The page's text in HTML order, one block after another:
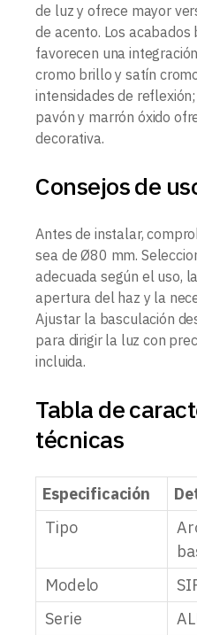
de luz y ofrece mayor
de acento. Los
favorecen una
cromo brillo y satín
intensidades de
pavón y marrón óxido
decorativa.
Consejos de
Antes de instalar,
sea de Ø80 mm.
adecuada según el uso,
apertura del haz y la
Ajustar la basculación
para dirigir la luz con
incluida.
Tabla de
técnicas
Especificación
Tipo
Modelo
Serie